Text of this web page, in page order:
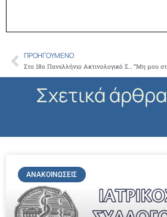
Prev
ΠΡΟΗΓΟΎΜΕΝΟ
Στο 18ο Πανελλήνιο Ακτινολογικό Συνέδριο ο Πρόεδρος του Ιατρικού Συλλόγου Αθηνών κος Γιώργος Πατούλης
Σχετικά άρθρα
ΑΝΑΚΟΙΝΏΣΕΙΣ